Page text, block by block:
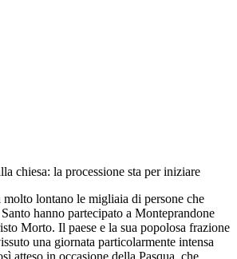
chiesa: la processione sta per iniziare
molto lontano le migliaia di persone che
hanno partecipato a Monteprandone
Morto. Il paese e la sua popolosa frazione
una giornata particolarmente intensa
atteso in occasione della Pasqua, che